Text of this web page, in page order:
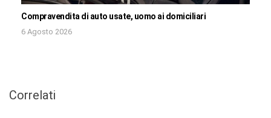
Compravendita di auto usate, uomo ai domiciliari
6 Agosto 2026
Correlati